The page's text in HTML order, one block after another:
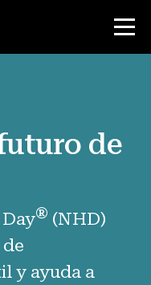
de
® (NHD)
y ayuda a